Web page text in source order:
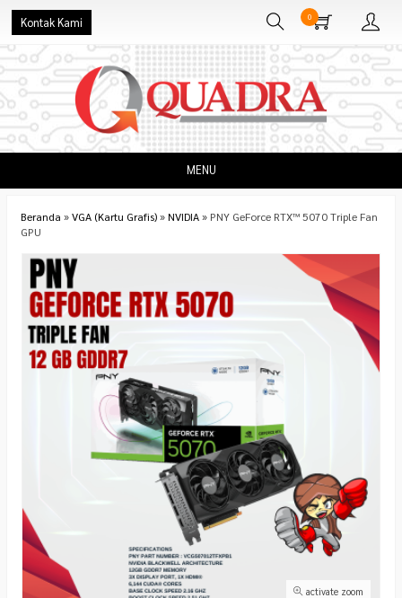
Kontak Kami 0
MENU
Beranda »VGA (Kartu Grafis)»NVIDIA» PNY GeForce RTX™ 5070 Triple Fan
GPU
activate zoom